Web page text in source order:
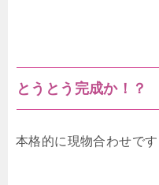
とうとう完成か！？
本格的に現物合わせです